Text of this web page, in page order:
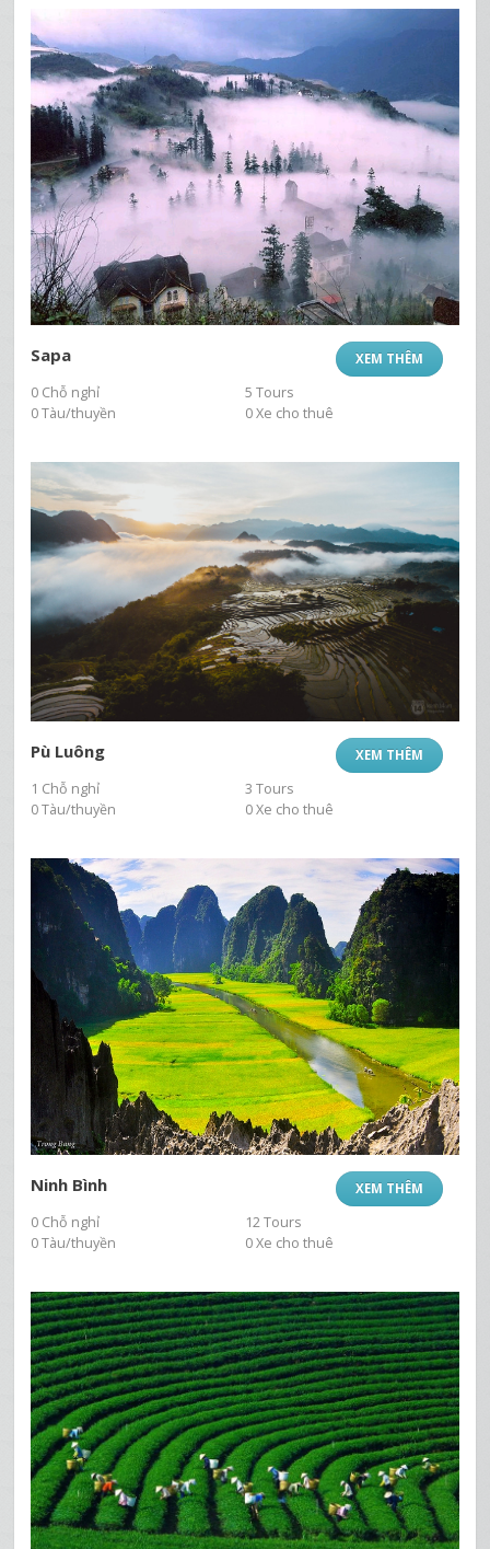
XEM THÊM
Sapa
0 Chỗ nghỉ
5 Tours
0 Tàu/thuyền
0 Xe cho thuê
XEM THÊM
Pù Luông
1 Chỗ nghỉ
3 Tours
0 Tàu/thuyền
0 Xe cho thuê
XEM THÊM
Ninh Bình
0 Chỗ nghỉ
12 Tours
0 Tàu/thuyền
0 Xe cho thuê